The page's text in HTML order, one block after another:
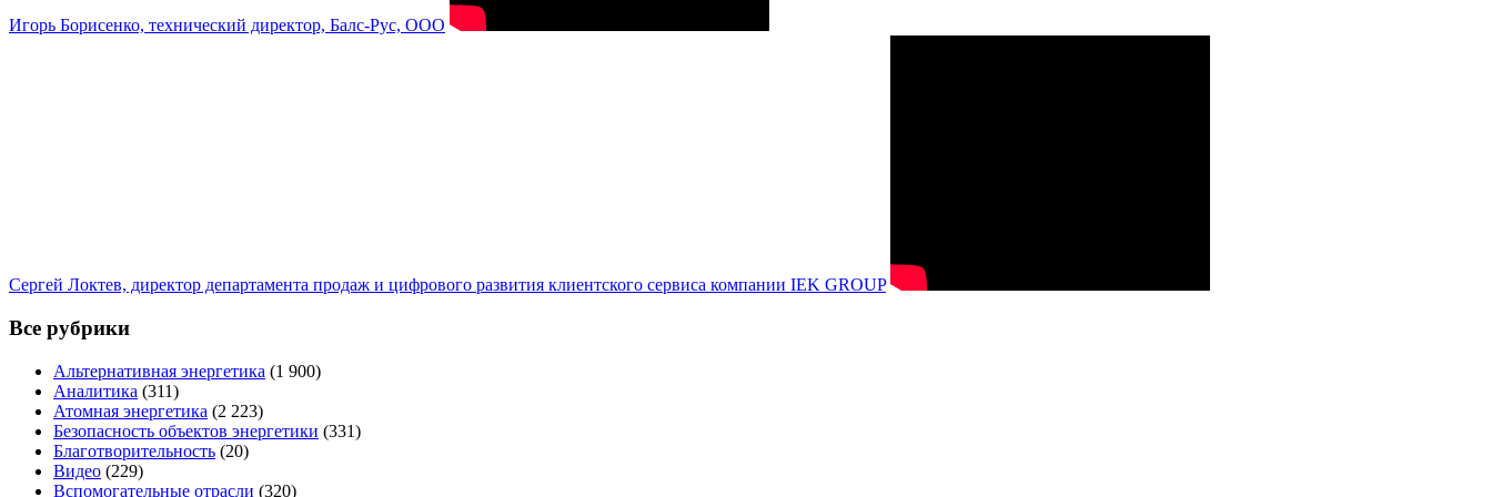
Игорь Борисенко, технический директор, Балс-Рус, ООО
Сергей Локтев, директор департамента продаж и цифрового развития клиентского сервиса компании IEK GROUP
Все рубрики
Альтернативная энергетика (1 900)
Аналитика (311)
Атомная энергетика (2 223)
Безопасность объектов энергетики (331)
Благотворительность (20)
Видео (229)
Вспомогательные отрасли (320)